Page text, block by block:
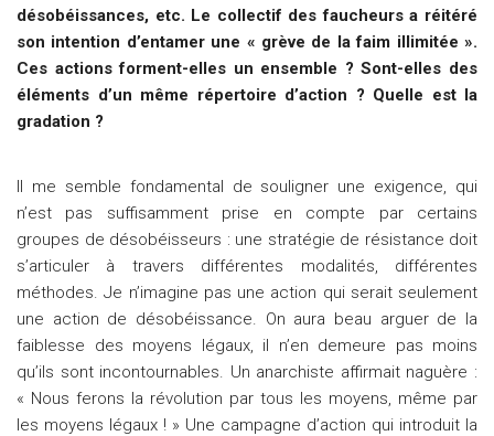
désobéissances, etc. Le collectif des faucheurs a réitéré
son intention d’entamer une « grève de la faim illimitée ».
Ces actions forment-elles un ensemble ? Sont-elles des
éléments d’un même répertoire d’action ? Quelle est la
gradation ?
Il me semble fondamental de souligner une exigence, qui
n’est pas suffisamment prise en compte par certains
groupes de désobéisseurs : une stratégie de résistance doit
s’articuler à travers différentes modalités, différentes
méthodes. Je n’imagine pas une action qui serait seulement
une action de désobéissance. On aura beau arguer de la
faiblesse des moyens légaux, il n’en demeure pas moins
qu’ils sont incontournables. Un anarchiste affirmait naguère :
« Nous ferons la révolution par tous les moyens, même par
les moyens légaux ! » Une campagne d’action qui introduit la